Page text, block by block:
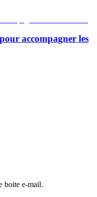
accompagner les
boite e-mail.